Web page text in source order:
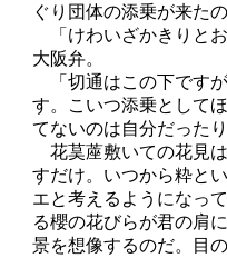
ぐり団体の添乗が来た
「けわいざかきりと
大阪弁。
「切通はこの下です
す。こいつ添乗として
てないのは自分だったり
花茣蓙敷いての花見
すだけ。いつから粋と
エと考えるようになっ
る櫻の花びらが君の肩
景を想像するのだ。目